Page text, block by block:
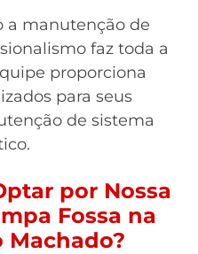
a manutenção de
faz toda a
proporciona
para seus
de sistema
por Nossa
Fossa na
Machado?